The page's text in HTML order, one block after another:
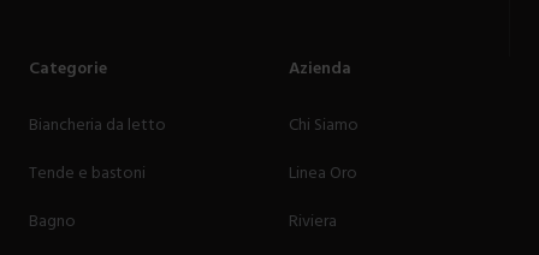
Categorie
Biancheria da letto
Tende e bastoni
Bagno
Azienda
Chi Siamo
Linea Oro
Riviera